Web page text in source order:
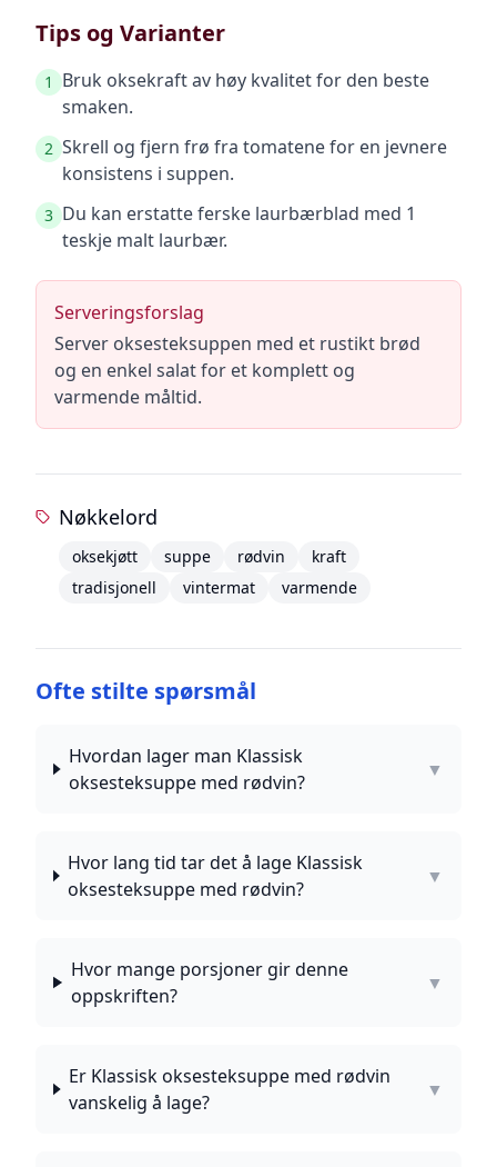
Tips og Varianter
1
Bruk oksekraft av høy kvalitet for den beste
smaken.
2 Skrell og fjern frø fra tomatene for en jevnere
konsistens i suppen.
3 Du kan erstatte ferske laurbærblad med 1
teskje malt laurbær.
Serveringsforslag
Server oksesteksuppen med et rustikt brød
og en enkel salat for et komplett og
varmende måltid.
Nøkkelord
oksekjøtt suppe rødvin
kraft
tradisjonell
vintermat varmende
Ofte stilte spørsmål
Hvordan lager man Klassisk
oksesteksuppe med rødvin?
▼
Hvor lang tid tar det å lage Klassisk
oksesteksuppe med rødvin?
▼
Hvor mange porsjoner gir denne
oppskriften?
▼
Er Klassisk oksesteksuppe med rødvin
vanskelig å lage?
▼